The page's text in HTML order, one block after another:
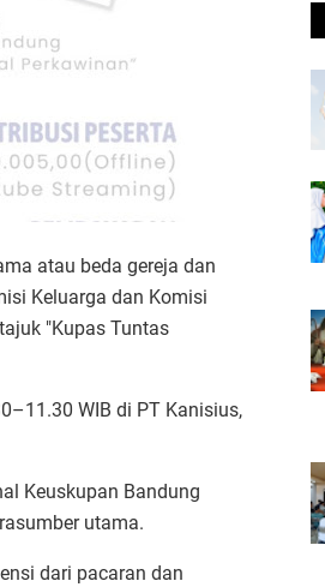
atau beda gereja dan
Keluarga dan Komisi
"Kupas Tuntas
WIB di PT Kanisius,
Keuskupan Bandung
utama.
dari pacaran dan